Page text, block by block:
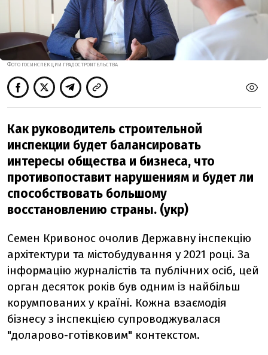
ФОТО ГОСИНСПЕКЦИИ ГРАДОСТРОИТЕЛЬСТВА
Как руководитель строительной
инспекции будет балансировать
интересы общества и бизнеса, что
противопоставит нарушениям и будет ли
способствовать большому
восстановлению страны. (укр)
Семен Кривонос очолив Державну інспекцію
архітектури та містобудування у 2021 році. За
інформацію журналістів та публічних осіб, цей
орган десяток років був одним із найбільш
корумпованих у країні. Кожна взаємодія
бізнесу з інспекцією супроводжувалася
"доларово-готівковим" контекстом.